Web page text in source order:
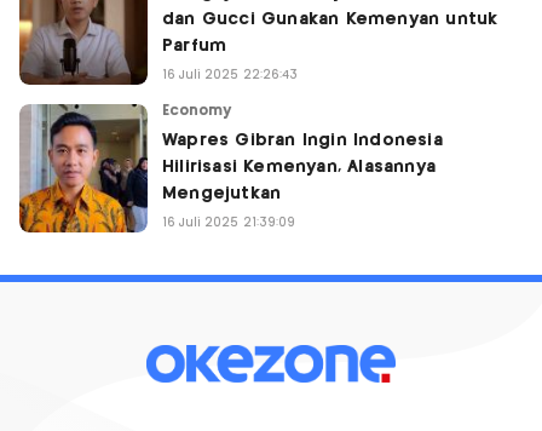
dan Gucci Gunakan Kemenyan untuk
Parfum
16 Juli 2025 22:26:43
Economy
Wapres Gibran Ingin Indonesia
Hilirisasi Kemenyan, Alasannya
Mengejutkan
16 Juli 2025 21:39:09